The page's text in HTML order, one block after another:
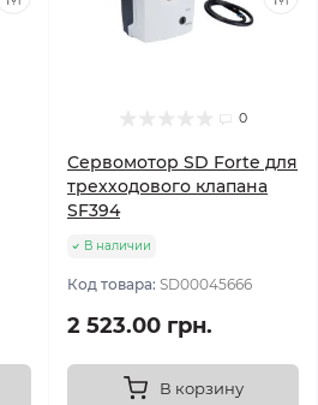
0
Сервомотор SD Forte для
трехходового клапана
SF394
В наличии
Код товара: SD00045666
2 523.00 грн.
В корзину